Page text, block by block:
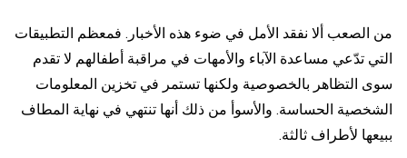
من الصعب ألا نفقد الأمل في ضوء هذه الأخبار. فمعظم التطبيقات
التي تدّعي مساعدة الآباء والأمهات في مراقبة أطفالهم لا تقدم
سوى التظاهر بالخصوصية ولكنها تستمر في تخزين المعلومات
الشخصية الحساسة. والأسوأ من ذلك أنها تنتهي في نهاية المطاف
ببيعها لأطراف ثالثة.